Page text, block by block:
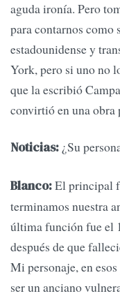
aguda ironía. Pero
para contarnos como
estadounidense y
York, pero si uno no
que la escribió
convirtió en una obra
Noticias: ¿Su
Blanco:El principal
terminamos nuestra
última función fue el
después de que
Mi personaje, en
ser un anciano